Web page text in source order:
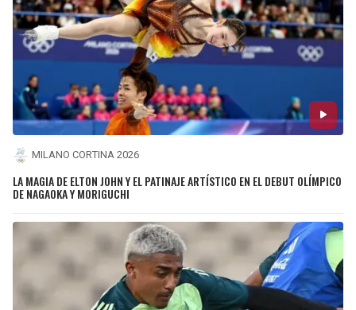
MILANO CORTINA 2026
LA MAGIA DE ELTON JOHN Y EL PATINAJE ARTÍSTICO EN EL DEBUT OLÍMPICO
DE NAGAOKA Y MORIGUCHI